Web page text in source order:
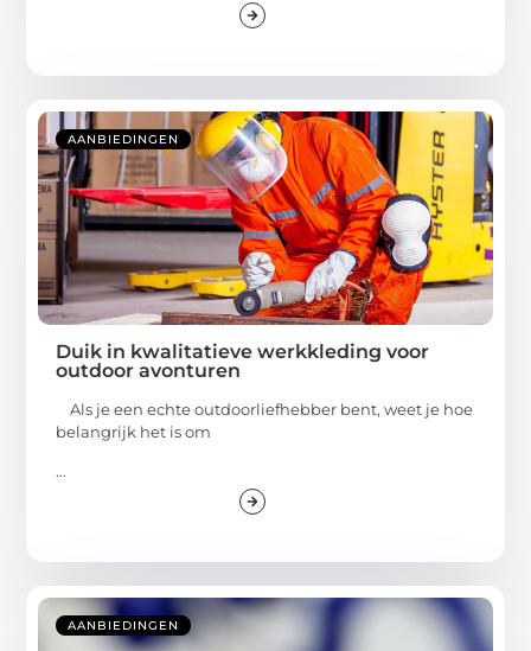
AANBIEDINGEN
Duik in kwalitatieve werkkleding voor
outdoor avonturen
Als je een echte outdoorliefhebber bent, weet je hoe
belangrijk het is om
...
AANBIEDINGEN